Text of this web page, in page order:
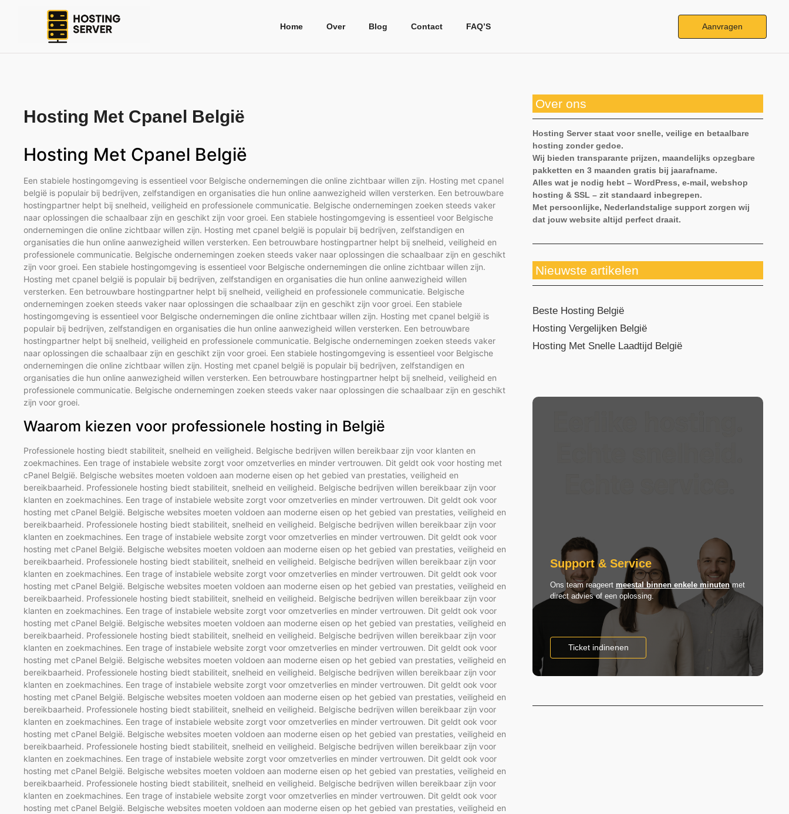
Home Over Blog Contact FAQ’S Aanvragen
Hosting Met Cpanel België
Hosting Met Cpanel België
Een stabiele hostingomgeving is essentieel voor Belgische ondernemingen die online zichtbaar willen zijn. Hosting met cpanel
belgië is populair bij bedrijven, zelfstandigen en organisaties die hun online aanwezigheid willen versterken. Een betrouwbare
hostingpartner helpt bij snelheid, veiligheid en professionele communicatie. Belgische ondernemingen zoeken steeds vaker
naar oplossingen die schaalbaar zijn en geschikt zijn voor groei. Een stabiele hostingomgeving is essentieel voor Belgische
ondernemingen die online zichtbaar willen zijn. Hosting met cpanel belgië is populair bij bedrijven, zelfstandigen en
organisaties die hun online aanwezigheid willen versterken. Een betrouwbare hostingpartner helpt bij snelheid, veiligheid en
professionele communicatie. Belgische ondernemingen zoeken steeds vaker naar oplossingen die schaalbaar zijn en geschikt
zijn voor groei. Een stabiele hostingomgeving is essentieel voor Belgische ondernemingen die online zichtbaar willen zijn.
Hosting met cpanel belgië is populair bij bedrijven, zelfstandigen en organisaties die hun online aanwezigheid willen
versterken. Een betrouwbare hostingpartner helpt bij snelheid, veiligheid en professionele communicatie. Belgische
ondernemingen zoeken steeds vaker naar oplossingen die schaalbaar zijn en geschikt zijn voor groei. Een stabiele
hostingomgeving is essentieel voor Belgische ondernemingen die online zichtbaar willen zijn. Hosting met cpanel belgië is
populair bij bedrijven, zelfstandigen en organisaties die hun online aanwezigheid willen versterken. Een betrouwbare
hostingpartner helpt bij snelheid, veiligheid en professionele communicatie. Belgische ondernemingen zoeken steeds vaker
naar oplossingen die schaalbaar zijn en geschikt zijn voor groei. Een stabiele hostingomgeving is essentieel voor Belgische
ondernemingen die online zichtbaar willen zijn. Hosting met cpanel belgië is populair bij bedrijven, zelfstandigen en
organisaties die hun online aanwezigheid willen versterken. Een betrouwbare hostingpartner helpt bij snelheid, veiligheid en
professionele communicatie. Belgische ondernemingen zoeken steeds vaker naar oplossingen die schaalbaar zijn en geschikt
zijn voor groei.
Waarom kiezen voor professionele hosting in België
Professionele hosting biedt stabiliteit, snelheid en veiligheid. Belgische bedrijven willen bereikbaar zijn voor klanten en
zoekmachines. Een trage of instabiele website zorgt voor omzetverlies en minder vertrouwen. Dit geldt ook voor hosting met
cPanel België. Belgische websites moeten voldoen aan moderne eisen op het gebied van prestaties, veiligheid en
bereikbaarheid. Professionele hosting biedt stabiliteit, snelheid en veiligheid. Belgische bedrijven willen bereikbaar zijn voor
klanten en zoekmachines. Een trage of instabiele website zorgt voor omzetverlies en minder vertrouwen. Dit geldt ook voor
hosting met cPanel België. Belgische websites moeten voldoen aan moderne eisen op het gebied van prestaties, veiligheid en
bereikbaarheid. Professionele hosting biedt stabiliteit, snelheid en veiligheid. Belgische bedrijven willen bereikbaar zijn voor
klanten en zoekmachines. Een trage of instabiele website zorgt voor omzetverlies en minder vertrouwen. Dit geldt ook voor
hosting met cPanel België. Belgische websites moeten voldoen aan moderne eisen op het gebied van prestaties, veiligheid en
bereikbaarheid. Professionele hosting biedt stabiliteit, snelheid en veiligheid. Belgische bedrijven willen bereikbaar zijn voor
klanten en zoekmachines. Een trage of instabiele website zorgt voor omzetverlies en minder vertrouwen. Dit geldt ook voor
hosting met cPanel België. Belgische websites moeten voldoen aan moderne eisen op het gebied van prestaties, veiligheid en
bereikbaarheid. Professionele hosting biedt stabiliteit, snelheid en veiligheid. Belgische bedrijven willen bereikbaar zijn voor
klanten en zoekmachines. Een trage of instabiele website zorgt voor omzetverlies en minder vertrouwen. Dit geldt ook voor
hosting met cPanel België. Belgische websites moeten voldoen aan moderne eisen op het gebied van prestaties, veiligheid en
bereikbaarheid. Professionele hosting biedt stabiliteit, snelheid en veiligheid. Belgische bedrijven willen bereikbaar zijn voor
klanten en zoekmachines. Een trage of instabiele website zorgt voor omzetverlies en minder vertrouwen. Dit geldt ook voor
hosting met cPanel België. Belgische websites moeten voldoen aan moderne eisen op het gebied van prestaties, veiligheid en
bereikbaarheid. Professionele hosting biedt stabiliteit, snelheid en veiligheid. Belgische bedrijven willen bereikbaar zijn voor
klanten en zoekmachines. Een trage of instabiele website zorgt voor omzetverlies en minder vertrouwen. Dit geldt ook voor
hosting met cPanel België. Belgische websites moeten voldoen aan moderne eisen op het gebied van prestaties, veiligheid en
bereikbaarheid. Professionele hosting biedt stabiliteit, snelheid en veiligheid. Belgische bedrijven willen bereikbaar zijn voor
klanten en zoekmachines. Een trage of instabiele website zorgt voor omzetverlies en minder vertrouwen. Dit geldt ook voor
hosting met cPanel België. Belgische websites moeten voldoen aan moderne eisen op het gebied van prestaties, veiligheid en
bereikbaarheid. Professionele hosting biedt stabiliteit, snelheid en veiligheid. Belgische bedrijven willen bereikbaar zijn voor
klanten en zoekmachines. Een trage of instabiele website zorgt voor omzetverlies en minder vertrouwen. Dit geldt ook voor
hosting met cPanel België. Belgische websites moeten voldoen aan moderne eisen op het gebied van prestaties, veiligheid en
bereikbaarheid. Professionele hosting biedt stabiliteit, snelheid en veiligheid. Belgische bedrijven willen bereikbaar zijn voor
klanten en zoekmachines. Een trage of instabiele website zorgt voor omzetverlies en minder vertrouwen. Dit geldt ook voor
hosting met cPanel België. Belgische websites moeten voldoen aan moderne eisen op het gebied van prestaties, veiligheid en
Over ons
Hosting Server staat voor snelle, veilige en betaalbare
hosting zonder gedoe.
Wij bieden transparante prijzen, maandelijks opzegbare
pakketten en 3 maanden gratis bij jaarafname.
Alles wat je nodig hebt – WordPress, e-mail, webshop
hosting & SSL – zit standaard inbegrepen.
Met persoonlijke, Nederlandstalige support zorgen wij
dat jouw website altijd perfect draait.
Nieuwste artikelen
Beste Hosting België
Hosting Vergelijken België
Hosting Met Snelle Laadtijd België
Support & Service
Ons team reageert meestal binnen enkele minutenmet
direct advies of een oplossing.
Ticket indinenen